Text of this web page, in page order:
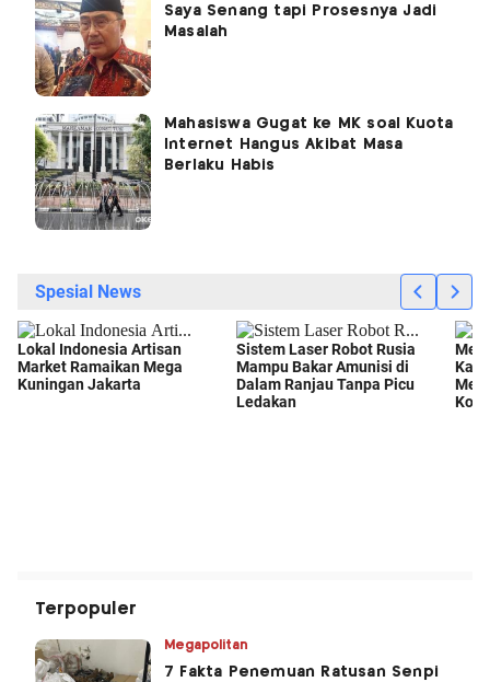
Saya Senang tapi Prosesnya Jadi
Masalah
Mahasiswa Gugat ke MK soal Kuota
Internet Hangus Akibat Masa
Berlaku Habis
Terpopuler
Megapolitan
7 Fakta Penemuan Ratusan Senpi